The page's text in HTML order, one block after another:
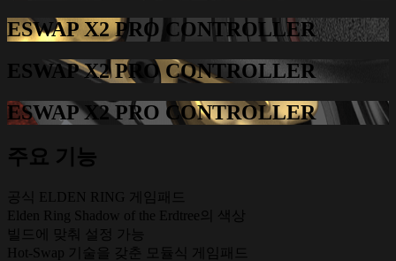
ESWAP X2 PRO CONTROLLER
ESWAP X2 PRO CONTROLLER
ESWAP X2 PRO CONTROLLER
주요 기능
공식 ELDEN RING 게임패드
Elden Ring Shadow of the Erdtree의 색상
빌드에 맞춰 설정 가능
Hot-Swap 기술을 갖춘 모듈식 게임패드